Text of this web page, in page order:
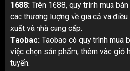
1688: Trên 1688, quy trình mua
các thương lượng về giá cả và điều
xuất và nhà cung cấp.
Taobao: Taobao có quy trình mua
việc chọn sản phẩm, thêm vào giỏ
tuyến.